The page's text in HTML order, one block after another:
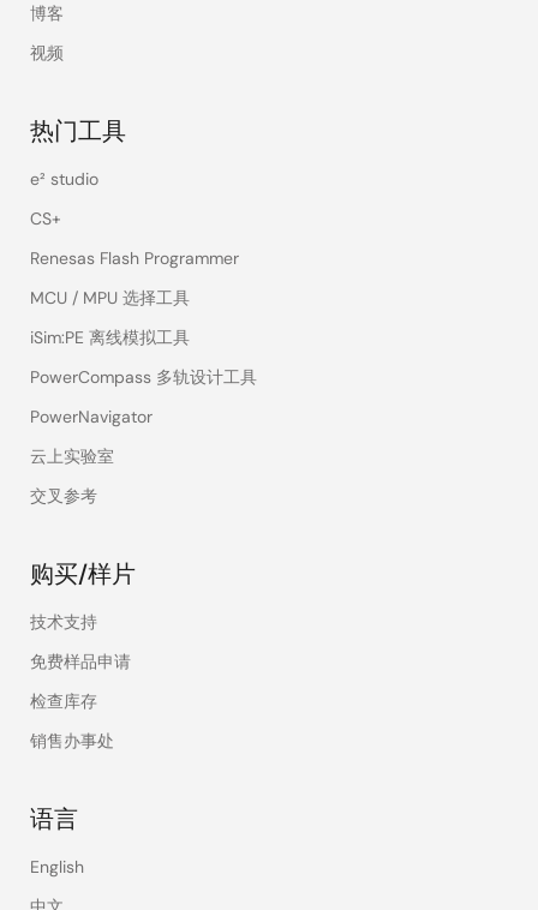
博客
视频
热门工具
e² studio
CS+
Renesas Flash Programmer
MCU / MPU 选择工具
iSim:PE 离线模拟工具
PowerCompass 多轨设计工具
PowerNavigator
云上实验室
交叉参考
购买/样片
技术支持
免费样品申请
检查库存
销售办事处
语言
English